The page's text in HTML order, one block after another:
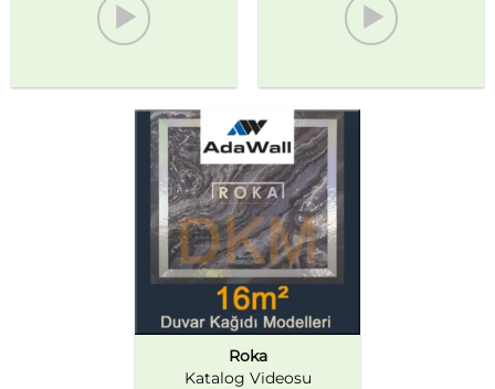
Roka
Katalog Videosu